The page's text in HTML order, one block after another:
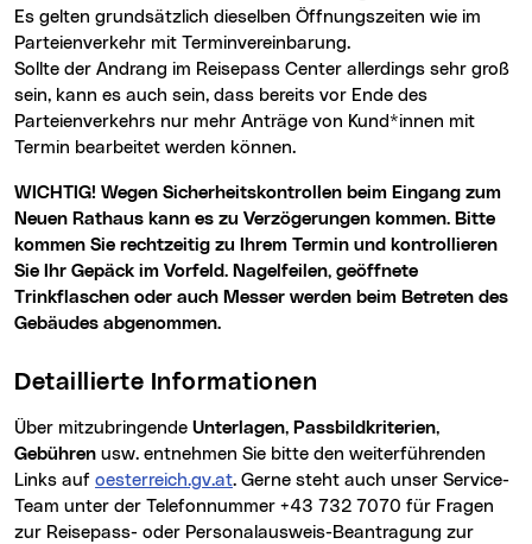
Es gelten grundsätzlich dieselben Öffnungszeiten wie im
Parteienverkehr mit Terminvereinbarung.
Sollte der Andrang im Reisepass Center allerdings sehr groß
sein, kann es auch sein, dass bereits vor Ende des
Parteienverkehrs nur mehr Anträge von Kund*innen mit
Termin bearbeitet werden können.
WICHTIG! Wegen Sicherheitskontrollen beim Eingang zum
Neuen Rathaus kann es zu Verzögerungen kommen. Bitte
kommen Sie rechtzeitig zu Ihrem Termin und kontrollieren
Sie Ihr Gepäck im Vorfeld. Nagelfeilen, geöffnete
Trinkflaschen oder auch Messer werden beim Betreten des
Gebäudes abgenommen.
Detaillierte Informationen
über mitzubringende Unterlagen, Passbildkriterien,
Gebühren usw. entnehmen Sie bitte den weiterführenden
Links auf oesterreich.gv.at. Gerne steht auch unser Service-
Team unter der Telefonnummer +43 732 7070 für Fragen
zur Reisepass- oder Personalausweis-Beantragung zur